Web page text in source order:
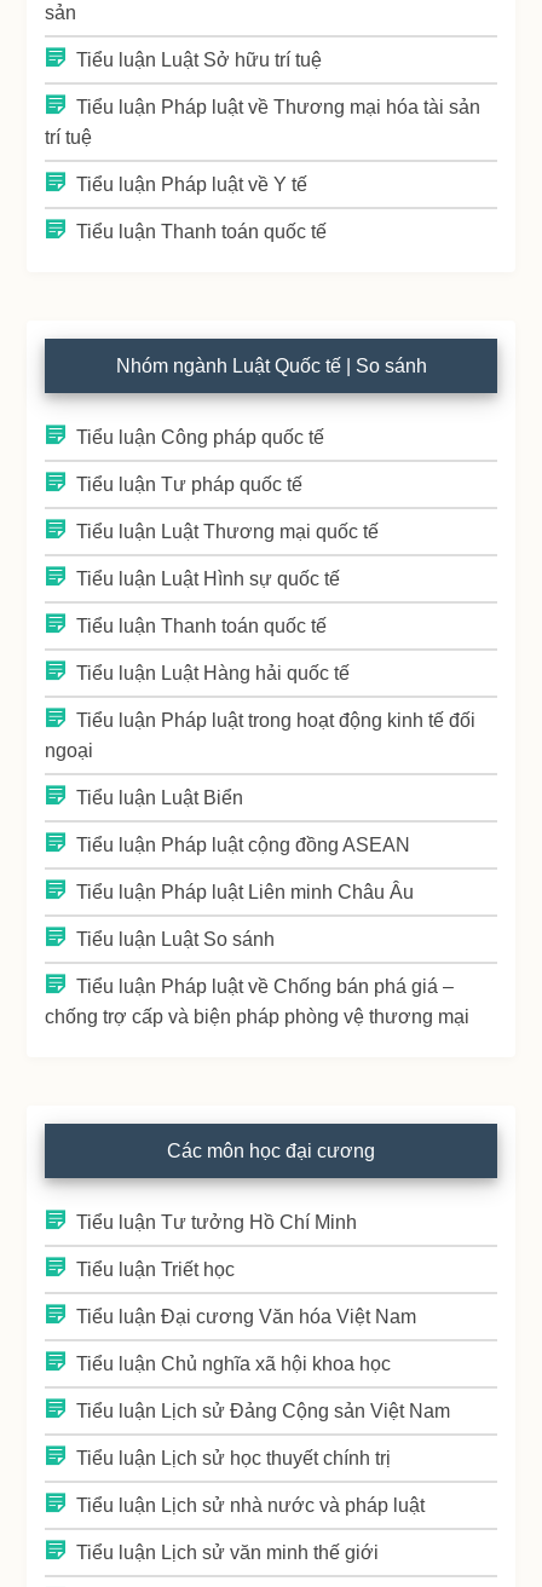
sản
Tiểu luận Luật Sở hữu trí tuệ
Tiểu luận Pháp luật về Thương mại hóa tài sản
trí tuệ
Tiểu luận Pháp luật về Y tế
Tiểu luận Thanh toán quốc tế
Nhóm ngành Luật Quốc tế | So sánh
Tiểu luận Công pháp quốc tế
Tiểu luận Tư pháp quốc tế
Tiểu luận Luật Thương mại quốc tế
Tiểu luận Luật Hình sự quốc tế
Tiểu luận Thanh toán quốc tế
Tiểu luận Luật Hàng hải quốc tế
Tiểu luận Pháp luật trong hoạt động kinh tế đối
ngoại
Tiểu luận Luật Biển
Tiểu luận Pháp luật cộng đồng ASEAN
Tiểu luận Pháp luật Liên minh Châu Âu
Tiểu luận Luật So sánh
Tiểu luận Pháp luật về Chống bán phá giá –
chống trợ cấp và biện pháp phòng vệ thương mại
Các môn học đại cương
Tiểu luận Tư tưởng Hồ Chí Minh
Tiểu luận Triết học
Tiểu luận Đại cương Văn hóa Việt Nam
Tiểu luận Chủ nghĩa xã hội khoa học
Tiểu luận Lịch sử Đảng Cộng sản Việt Nam
Tiểu luận Lịch sử học thuyết chính trị
Tiểu luận Lịch sử nhà nước và pháp luật
Tiểu luận Lịch sử văn minh thế giới